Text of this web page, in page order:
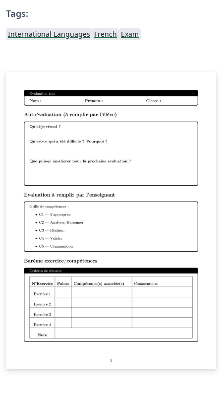
Tags:
International Languages French Exam